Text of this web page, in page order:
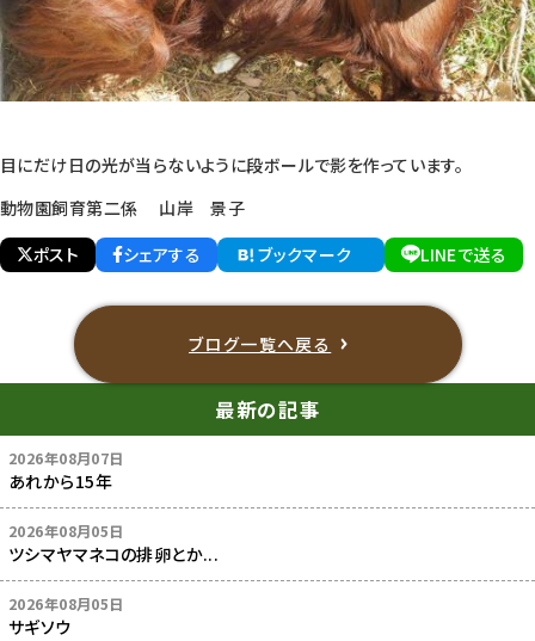
目にだけ日の光が当らないように段ボールで影を作っています。
動物園飼育第二係 山岸 景子
ポスト
シェアする ブックマーク LINEで送る
ブログ一覧へ戻る
最新の記事
2026年08月07日
あれから15年
2026年08月05日
ツシマヤマネコの排卵とか...
2026年08月05日
サギソウ